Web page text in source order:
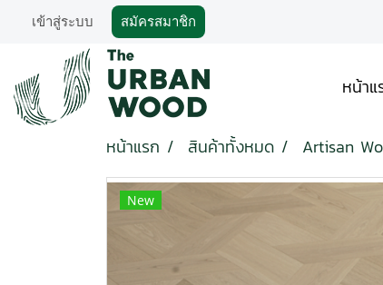
เข้าสู่ระบบ สมัครสมาชิก
หน้าแ
หน้าแรก สินค้าทั้งหมด Artisan
New